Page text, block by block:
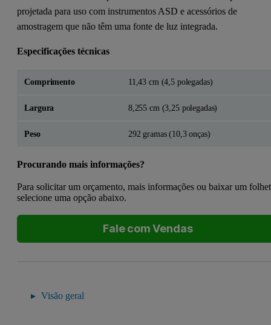
projetada para uso com instrumentos ASD e acessórios de
amostragem que não têm uma fonte de luz integrada.
Especificações técnicas
Comprimento 11,43 cm (4,5 polegadas)
Largura 8,255 cm (3,25 polegadas)
Peso 292 gramas (10,3 onças)
Procurando mais informações?
Para solicitar um orçamento, mais informações ou baixar um
selecione uma opção abaixo.
Fale com Vendas
Visão geral